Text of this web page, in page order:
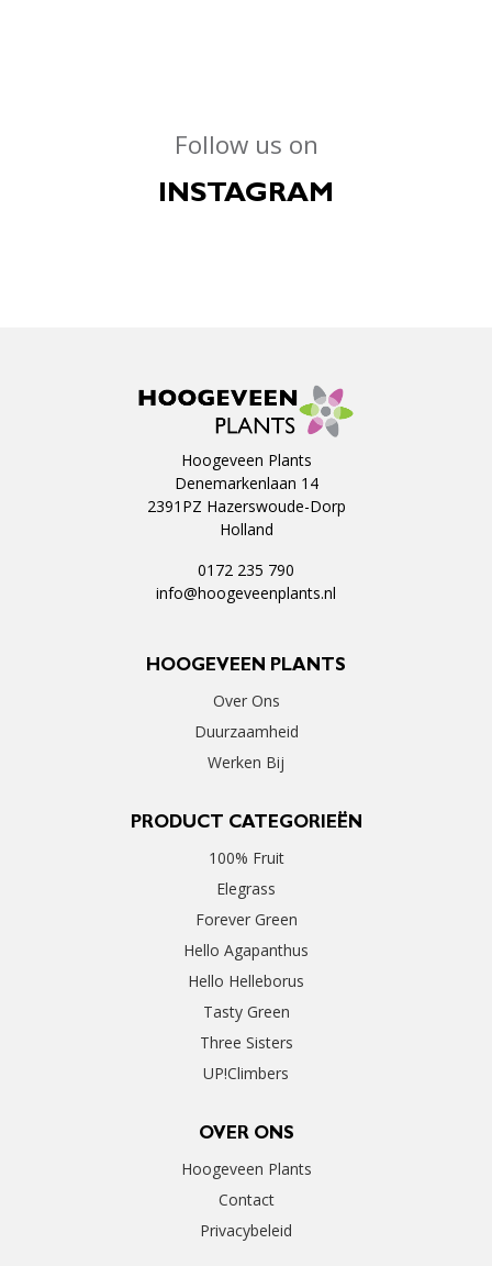
Follow us on
INSTAGRAM
Hoogeveen Plants
Denemarkenlaan 14
2391PZ Hazerswoude-Dorp
Holland
0172 235 790
info@hoogeveenplants.nl
HOOGEVEEN PLANTS
Over Ons
Duurzaamheid
Werken Bij
PRODUCT CATEGORIEËN
100% Fruit
Elegrass
Forever Green
Hello Agapanthus
Hello Helleborus
Tasty Green
Three Sisters
UP!Climbers
OVER ONS
Hoogeveen Plants
Contact
Privacybeleid